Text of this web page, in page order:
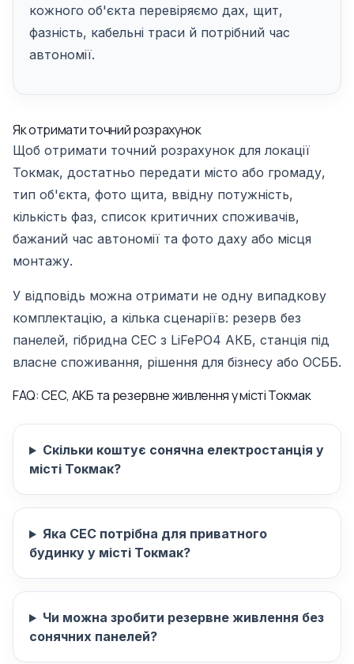
кожного об'єкта перевіряємо дах, щит,
фазність, кабельні траси й потрібний час
автономії.
Як отримати точний розрахунок
Щоб отримати точний розрахунок для локації
Токмак, достатньо передати місто або громаду,
тип об'єкта, фото щита, ввідну потужність,
кількість фаз, список критичних споживачів,
бажаний час автономії та фото даху або місця
монтажу.
У відповідь можна отримати не одну випадкову
комплектацію, а кілька сценаріїв: резерв без
панелей, гібридна СЕС з LiFePO4 АКБ, станція під
власне споживання, рішення для бізнесу або ОСББ.
FAQ: СЕС, АКБ та резервне живлення у місті Токмак
Скільки коштує сонячна електростанція у
місті Токмак?
Яка СЕС потрібна для приватного
будинку у місті Токмак?
Чи можна зробити резервне живлення без
сонячних панелей?